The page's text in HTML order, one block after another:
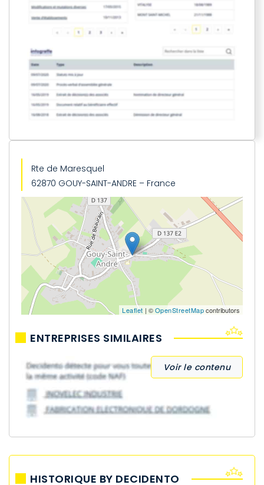
Rte de Maresquel
62870 GOUY-SAINT-ANDRE – France
Leaflet | ©OpenStreetMapcontributors
ENTREPRISES SIMILAIRES
Voir le contenu
HISTORIQUE BY DECIDENTO